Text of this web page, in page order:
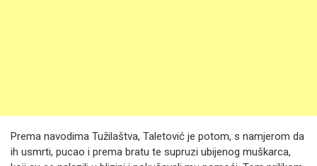
Prema navodima Tužilaštva, Taletović je potom, s namjerom da
ih usmrti, pucao i prema bratu te supruzi ubijenog muškarca,